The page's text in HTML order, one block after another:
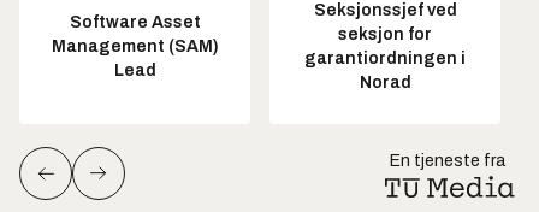
Software Asset
Management (SAM)
Lead
Seksjonssjef ved
seksjon for
garantiordningen i
Norad
En tjeneste fra